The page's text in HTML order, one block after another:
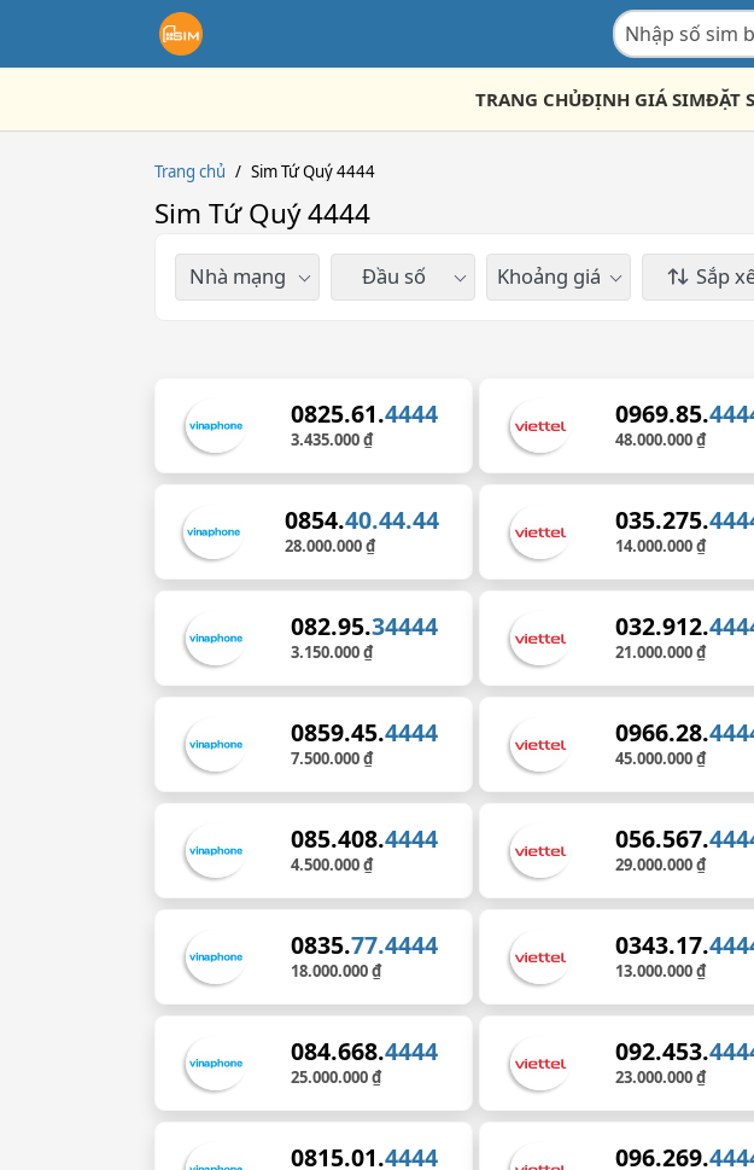
TRANG CHỦĐỊNH GIÁ SIMĐẶT
Trang chủ / Sim Tứ Quý 4444
Sim Tứ Quý 4444
Nhà mạng Đầu số Khoảng giá Sắp
0825.61.4444
3.435.000 ₫
0969.85.
48.000.000 ₫
0854.40.44.44
28.000.000 ₫
035.275.
14.000.000 ₫
082.95.34444
3.150.000 ₫
032.912.
21.000.000 ₫
0859.45.4444
7.500.000 ₫
0966.28.
45.000.000 ₫
085.408.4444
4.500.000 ₫
056.567.
29.000.000 ₫
0835.77.4444
18.000.000 ₫
0343.17.
13.000.000 ₫
084.668.4444
25.000.000 ₫
092.453.
23.000.000 ₫
0815.01.4444 096.269.